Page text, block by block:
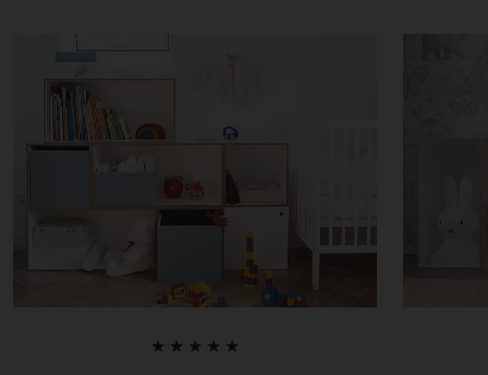
★ ★ ★ ★ ★